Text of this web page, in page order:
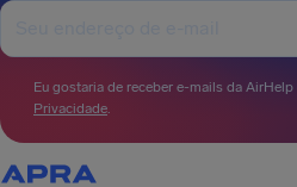
Eu gostaria de receber e-mails da
Privacidade.